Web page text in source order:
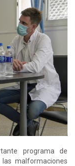
programa de
malformaciones